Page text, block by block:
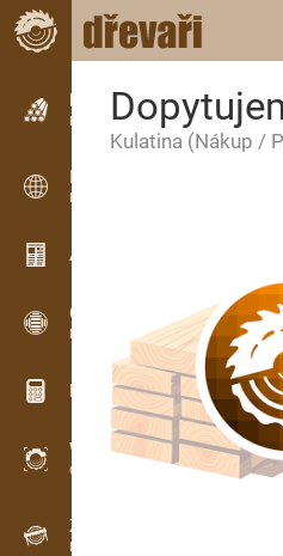
Inzerce
Řádková inzerce
Inzerce
Mezinárodní inzerce
Aktuality / Články
OPTI-TIMB
Pořezová schémata
Dřevařské kalkulačky
WoodProfi
Objem dřeva s AI
Záznamník
Evidence dřeva v terénu
Kulatina (Nákup /